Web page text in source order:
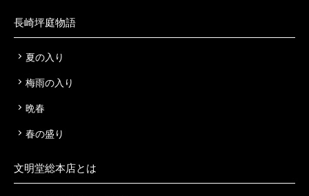
長崎坪庭物語
夏の入り
梅雨の入り
晩春
春の盛り
文明堂総本店とは